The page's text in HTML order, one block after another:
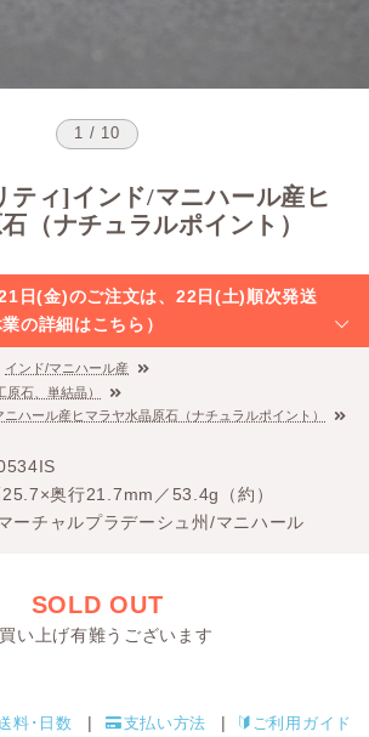
1 / 10
ティ]インド/マニハール産ヒ
（ナチュラルポイント）
日(金)のご注文は、22日(土)順次発送
の詳細はこちら）
インド/マニハール産
石、単結晶）
ハール産ヒマラヤ水晶原石（ナチュラルポイント）
奥行21.7mm／53.4g（約）
ーチャルプラデーシュ州/マニハール
SOLD OUT
い上げ有難うございます
料･日数 支払い方法 ご利用ガイド